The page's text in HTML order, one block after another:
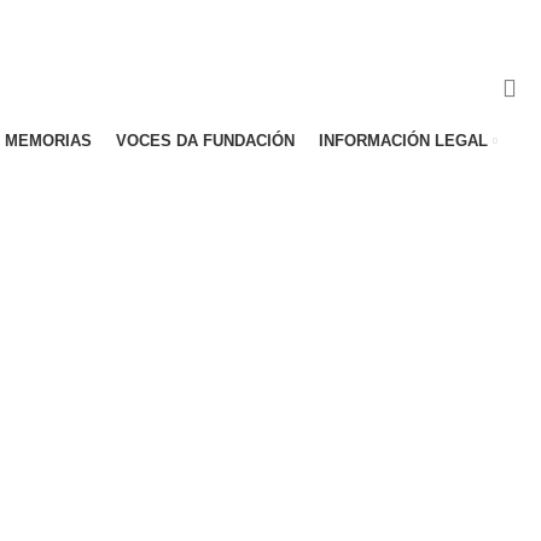
MEMORIAS VOCES DA FUNDACIÓN INFORMACIÓN LEGAL